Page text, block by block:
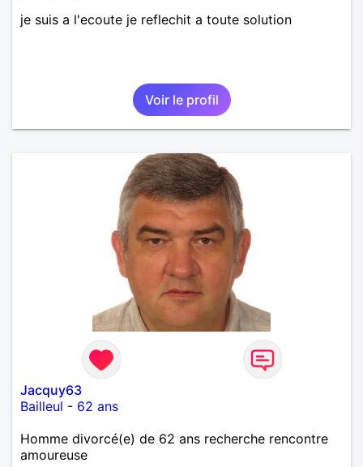
je suis a l'ecoute je reflechit a toute solution
Voir le profil
Jacquy63
Bailleul - 62 ans
Homme divorcé(e) de 62 ans recherche rencontre
amoureuse